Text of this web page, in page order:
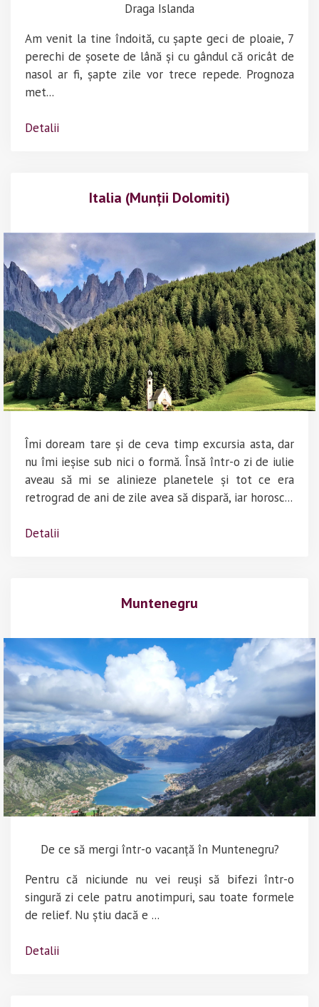
Draga Islanda
Am venit la tine îndoită, cu șapte geci de ploaie, 7
perechi de șosete de lână și cu gândul că oricât de
nasol ar fi, șapte zile vor trece repede. Prognoza
met...
Detalii
Italia (Munții Dolomiti)
Îmi doream tare și de ceva timp excursia asta, dar
nu îmi ieșise sub nici o formă. Însă într-o zi de iulie
aveau să mi se alinieze planetele și tot ce era
retrograd de ani de zile avea să dispară, iar horosc...
Detalii
Muntenegru
De ce să mergi într-o vacanță în Muntenegru?
Pentru că niciunde nu vei reuși să bifezi într-o
singură zi cele patru anotimpuri, sau toate formele
de relief. Nu știu dacă e ...
Detalii